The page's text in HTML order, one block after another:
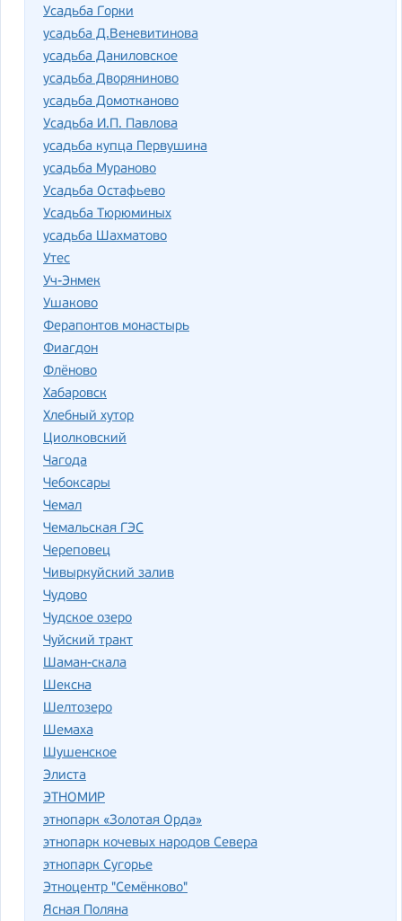
Усадьба Горки
усадьба Д.Веневитинова
усадьба Даниловское
усадьба Дворяниново
усадьба Домотканово
Усадьба И.П. Павлова
усадьба купца Первушина
усадьба Мураново
Усадьба Остафьево
Усадьба Тюрюминых
усадьба Шахматово
Утес
Уч-Энмек
Ушаково
Ферапонтов монастырь
Фиагдон
Флёново
Хабаровск
Хлебный хутор
Циолковский
Чагода
Чебоксары
Чемал
Чемальская ГЭС
Череповец
Чивыркуйский залив
Чудово
Чудское озеро
Чуйский тракт
Шаман-скала
Шексна
Шелтозеро
Шемаха
Шушенское
Элиста
ЭТНОМИР
этнопарк «Золотая Орда»
этнопарк кочевых народов Севера
этнопарк Сугорье
Этноцентр "Семёнково"
Ясная Поляна